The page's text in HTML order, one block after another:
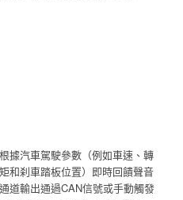
據汽車駕駛參數（例如車速、轉
和刹車踏板位置）即時回饋聲音
道輸出通過CAN信號或手動觸發